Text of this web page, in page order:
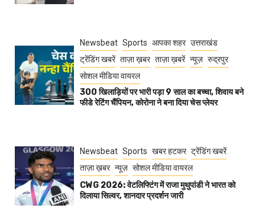
Newsbeat Sports आपका शहर उत्तराखंड
ट्रेंडिंग खबरें ताज़ा ख़बर ताज़ा ख़बरें न्यूज़ रुद्रपुर
सोशल मीडिया वायरल
300 खिलाड़ियों पर भारी पड़ा 9 साल का बच्चा, शिवाय बने
फीडे रेटिंग चैंपियन, कोरोना ने बना दिया चेस प्लेयर
Newsbeat Sports खबर हटकर ट्रेंडिंग खबरें
ताज़ा ख़बर न्यूज़ सोशल मीडिया वायरल
CWG 2026: वेटलिफ्टिंग में राजा मुथुपांडी ने भारत को
दिलाया सिल्वर, शानदार प्रदर्शन जारी